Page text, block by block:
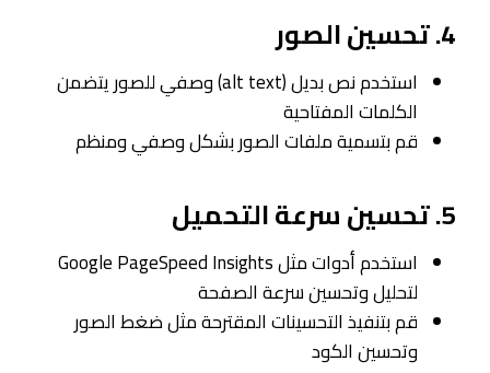
4. تحسين الصور
استخدم نص بديل (alt text) وصفي للصور يتضمن
الكلمات المفتاحية
قم بتسمية ملفات الصور بشكل وصفي ومنظم
5. تحسين سرعة التحميل
استخدم أدوات مثل Google PageSpeed Insights
لتحليل وتحسين سرعة الصفحة
قم بتنفيذ التحسينات المقترحة مثل ضغط الصور
وتحسين الكود